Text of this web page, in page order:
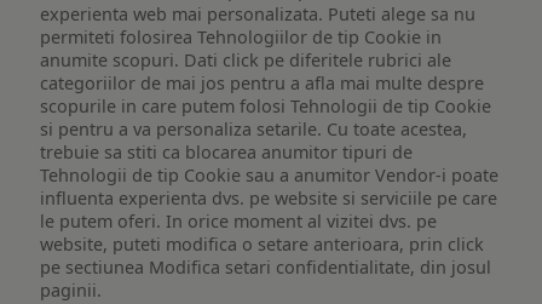
experienta web mai personalizata. Puteti alege sa nu
permiteti folosirea Tehnologiilor de tip Cookie in
anumite scopuri. Dati click pe diferitele rubrici ale
categoriilor de mai jos pentru a afla mai multe despre
scopurile in care putem folosi Tehnologii de tip Cookie
si pentru a va personaliza setarile. Cu toate acestea,
trebuie sa stiti ca blocarea anumitor tipuri de
Tehnologii de tip Cookie sau a anumitor Vendor-i poate
influenta experienta dvs. pe website si serviciile pe care
le putem oferi. In orice moment al vizitei dvs. pe
website, puteti modifica o setare anterioara, prin click
pe sectiunea Modifica setari confidentialitate, din josul
paginii.